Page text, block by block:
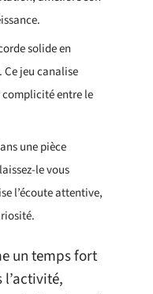
solide en
Ce jeu canalise
complicité entre le
une pièce
le vous
l’écoute attentive,
un temps fort
l’activité,